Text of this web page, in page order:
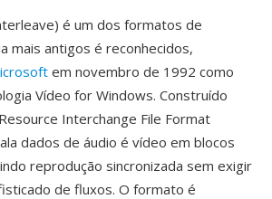
é um dos formatos de
mais antigos é reconhecidos,
em novembro de 1992 como
Vídeo for Windows. Construído
Interchange File Format
dados de áudio é vídeo em blocos
reprodução sincronizada sem exigir
de fluxos. O formato é